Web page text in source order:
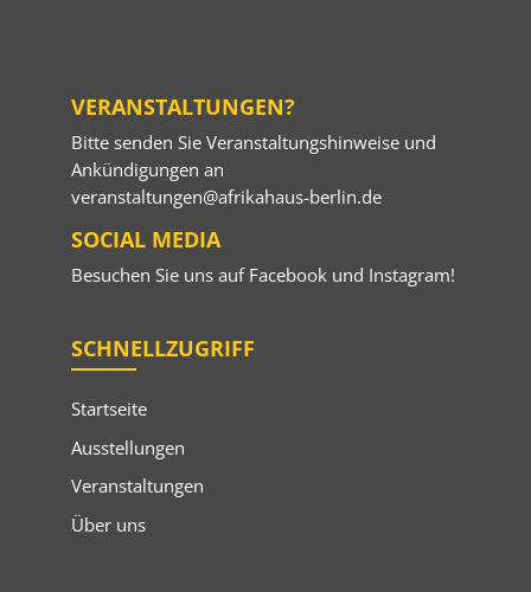
VERANSTALTUNGEN?
Bitte senden Sie Veranstaltungshinweise und
Ankündigungen an
veranstaltungen@afrikahaus-berlin.de
SOCIAL MEDIA
Besuchen Sie uns auf Facebookund Instagram!
SCHNELLZUGRIFF
Startseite
Ausstellungen
Veranstaltungen
Über uns